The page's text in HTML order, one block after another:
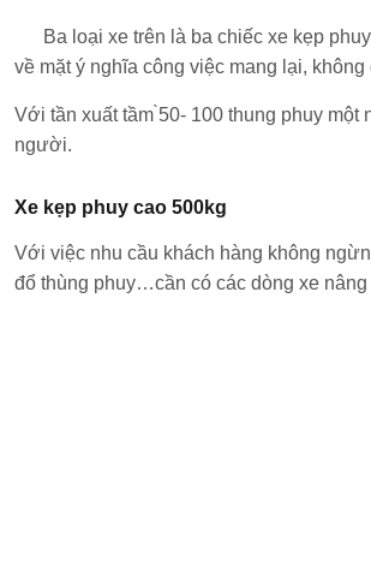
Ba loại xe trên là ba chiếc xe kẹp
về mặt ý nghĩa công việc mang lại,
Với tần xuất tầm ̀50- 100 thung phuy
người.
Xe kẹp phuy cao 500kg
Với việc nhu cầu khách hàng không
đổ thùng phuy…cần có các dòng xe nâng